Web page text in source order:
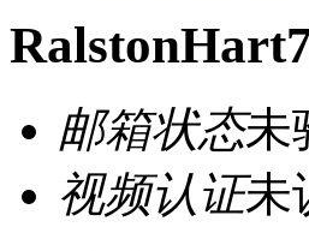
邮箱状态未
视频认证未